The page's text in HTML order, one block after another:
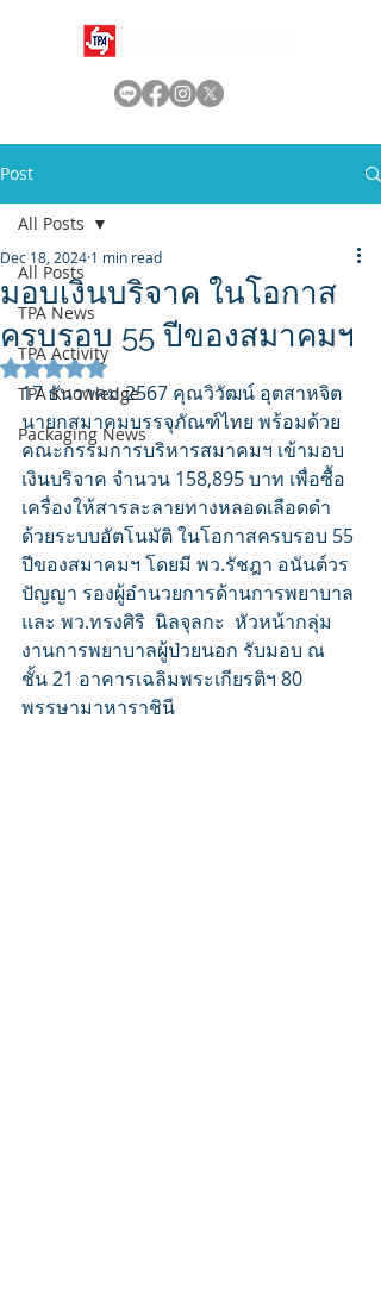
Post
All Posts
TPA News
TPA Activity
TPA Knowledge
Packaging News
All Posts
มอบเงินบริจาค ในโอกาส
ครบรอบ 55 ปีของสมาคมฯ
Dec 18, 2024 1 min read
Rated NaN out of 5 stars.
17 ธันวาคม 2567 คุณวิวัฒน์ อุตสาหจิต
นายกสมาคมบรรจุภัณฑ์ไทย พร้อมด้วย
คณะกรรมการบริหารสมาคมฯ เข้ามอบ
เงินบริจาค จำนวน 158,895 บาท เพื่อซื้อ
เครื่องให้สารละลายทางหลอดเลือดดำ
ด้วยระบบอัตโนมัติ ในโอกาสครบรอบ 55
ปีของสมาคมฯ โดยมี พว.รัชฎา อนันต์วร
ปัญญา รองผู้อํานวยการด้านการพยาบาล
และ พว.ทรงศิริ  นิลจุลกะ  หัวหน้ากลุ่ม
งานการพยาบาลผู้ป่วยนอก รับมอบ ณ
ชั้น 21 อาคารเฉลิมพระเกียรติฯ 80
พรรษามาหาราชินี